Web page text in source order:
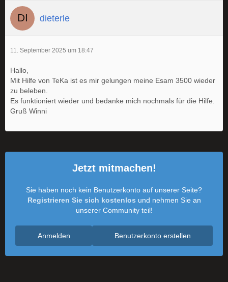
dieterle
11. September 2025 um 18:47
Hallo,
Mit Hilfe von TeKa ist es mir gelungen meine Esam 3500 wieder
zu beleben.
Es funktioniert wieder und bedanke mich nochmals für die Hilfe.
Gruß Winni
Jetzt mitmachen!
Sie haben noch kein Benutzerkonto auf unserer Seite?
Registrieren Sie sich kostenlos und nehmen Sie an
unserer Community teil!
Benutzerkonto erstellen
Anmelden